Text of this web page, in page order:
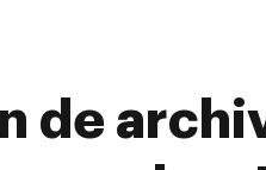
de